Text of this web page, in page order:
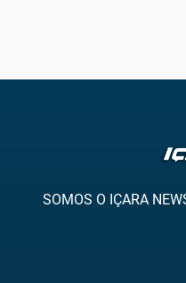
SOMOS O IÇARA